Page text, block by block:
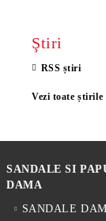
Ştiri
RSS știri
Vezi toate știrile
SANDALE SI
DAMA
SANDALE